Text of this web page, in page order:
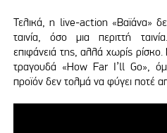
Τελικά, η live-action «Βαϊάνα»
ταινία, όσο μια περιττή
επιφάνειά της, αλλά χωρίς
τραγουδά «How Far I’ll Go»,
προϊόν δεν τολμά να φύγει ποτέ